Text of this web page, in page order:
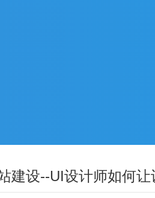
建设--UI设计师如何让